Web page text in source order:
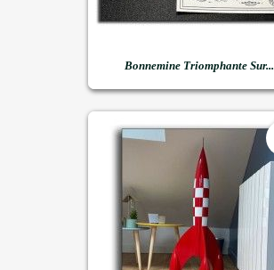
Bonnemine Triomphante Sur...